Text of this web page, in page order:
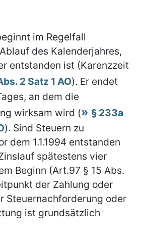
im Regelfall
des Kalenderjahres,
entstanden ist (Karenzzeit
2 Satz 1 AO). Er endet
an dem die
wirksam wird (
§ 233a
). Sind Steuern zu
dem 1.1.1994 entstanden
spätestens vier
Beginn (Art.97 § 15 Abs.
der Zahlung oder
Steuernachforderung oder
ist grundsätzlich